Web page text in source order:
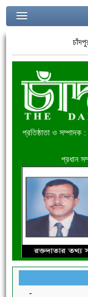
প্রতিষ্ঠাতা ও সম্পাদক
প্রধান